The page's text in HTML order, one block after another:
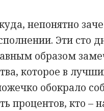
непонятно
Эти сто
образом
которое в
обокрало
процентов, кто –